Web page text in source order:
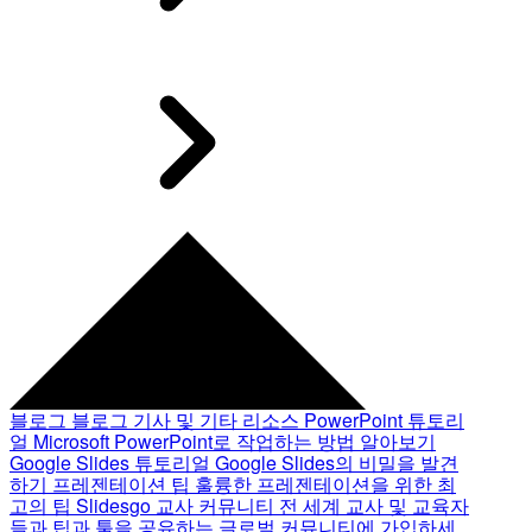
블로그 블로그 기사 및 기타 리소스 PowerPoint 튜토리
얼 Microsoft PowerPoint로 작업하는 방법 알아보기
Google Slides 튜토리얼 Google Slides의 비밀을 발견
하기 프레젠테이션 팁 훌륭한 프레젠테이션을 위한 최
고의 팁 Slidesgo 교사 커뮤니티 전 세계 교사 및 교육자